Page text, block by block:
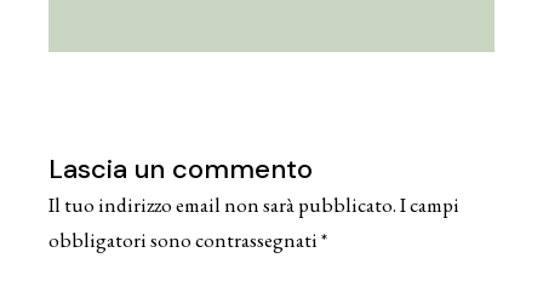
Lascia un commento
Il tuo indirizzo email non sarà pubblicato.I campi
obbligatori sono contrassegnati*